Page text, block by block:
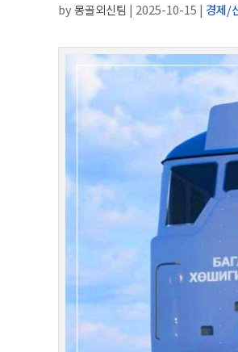
by몽골외신팀 | 2025-10-15 | 경제/